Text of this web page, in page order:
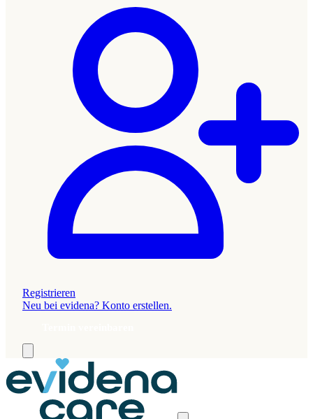
Registrieren
Neu bei evidena? Konto erstellen.